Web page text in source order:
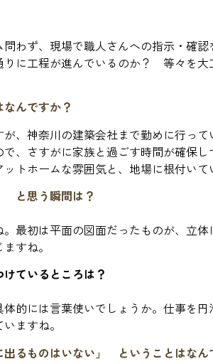
わず、現場で職人さんへの指示・確
に工程が進んでいるのか？ 等々を
んですか？
、神奈川の建築会社まで勤めに行って
、さすがに家族と過ごす時間が確保
トホームな雰囲気と、地場に根付い
と思う瞬間は？
最初は平面の図面だったものが、立
すね。
ているところは？
的には言葉使いでしょうか。仕事を
ますね。
ものはいない」 ということはなん